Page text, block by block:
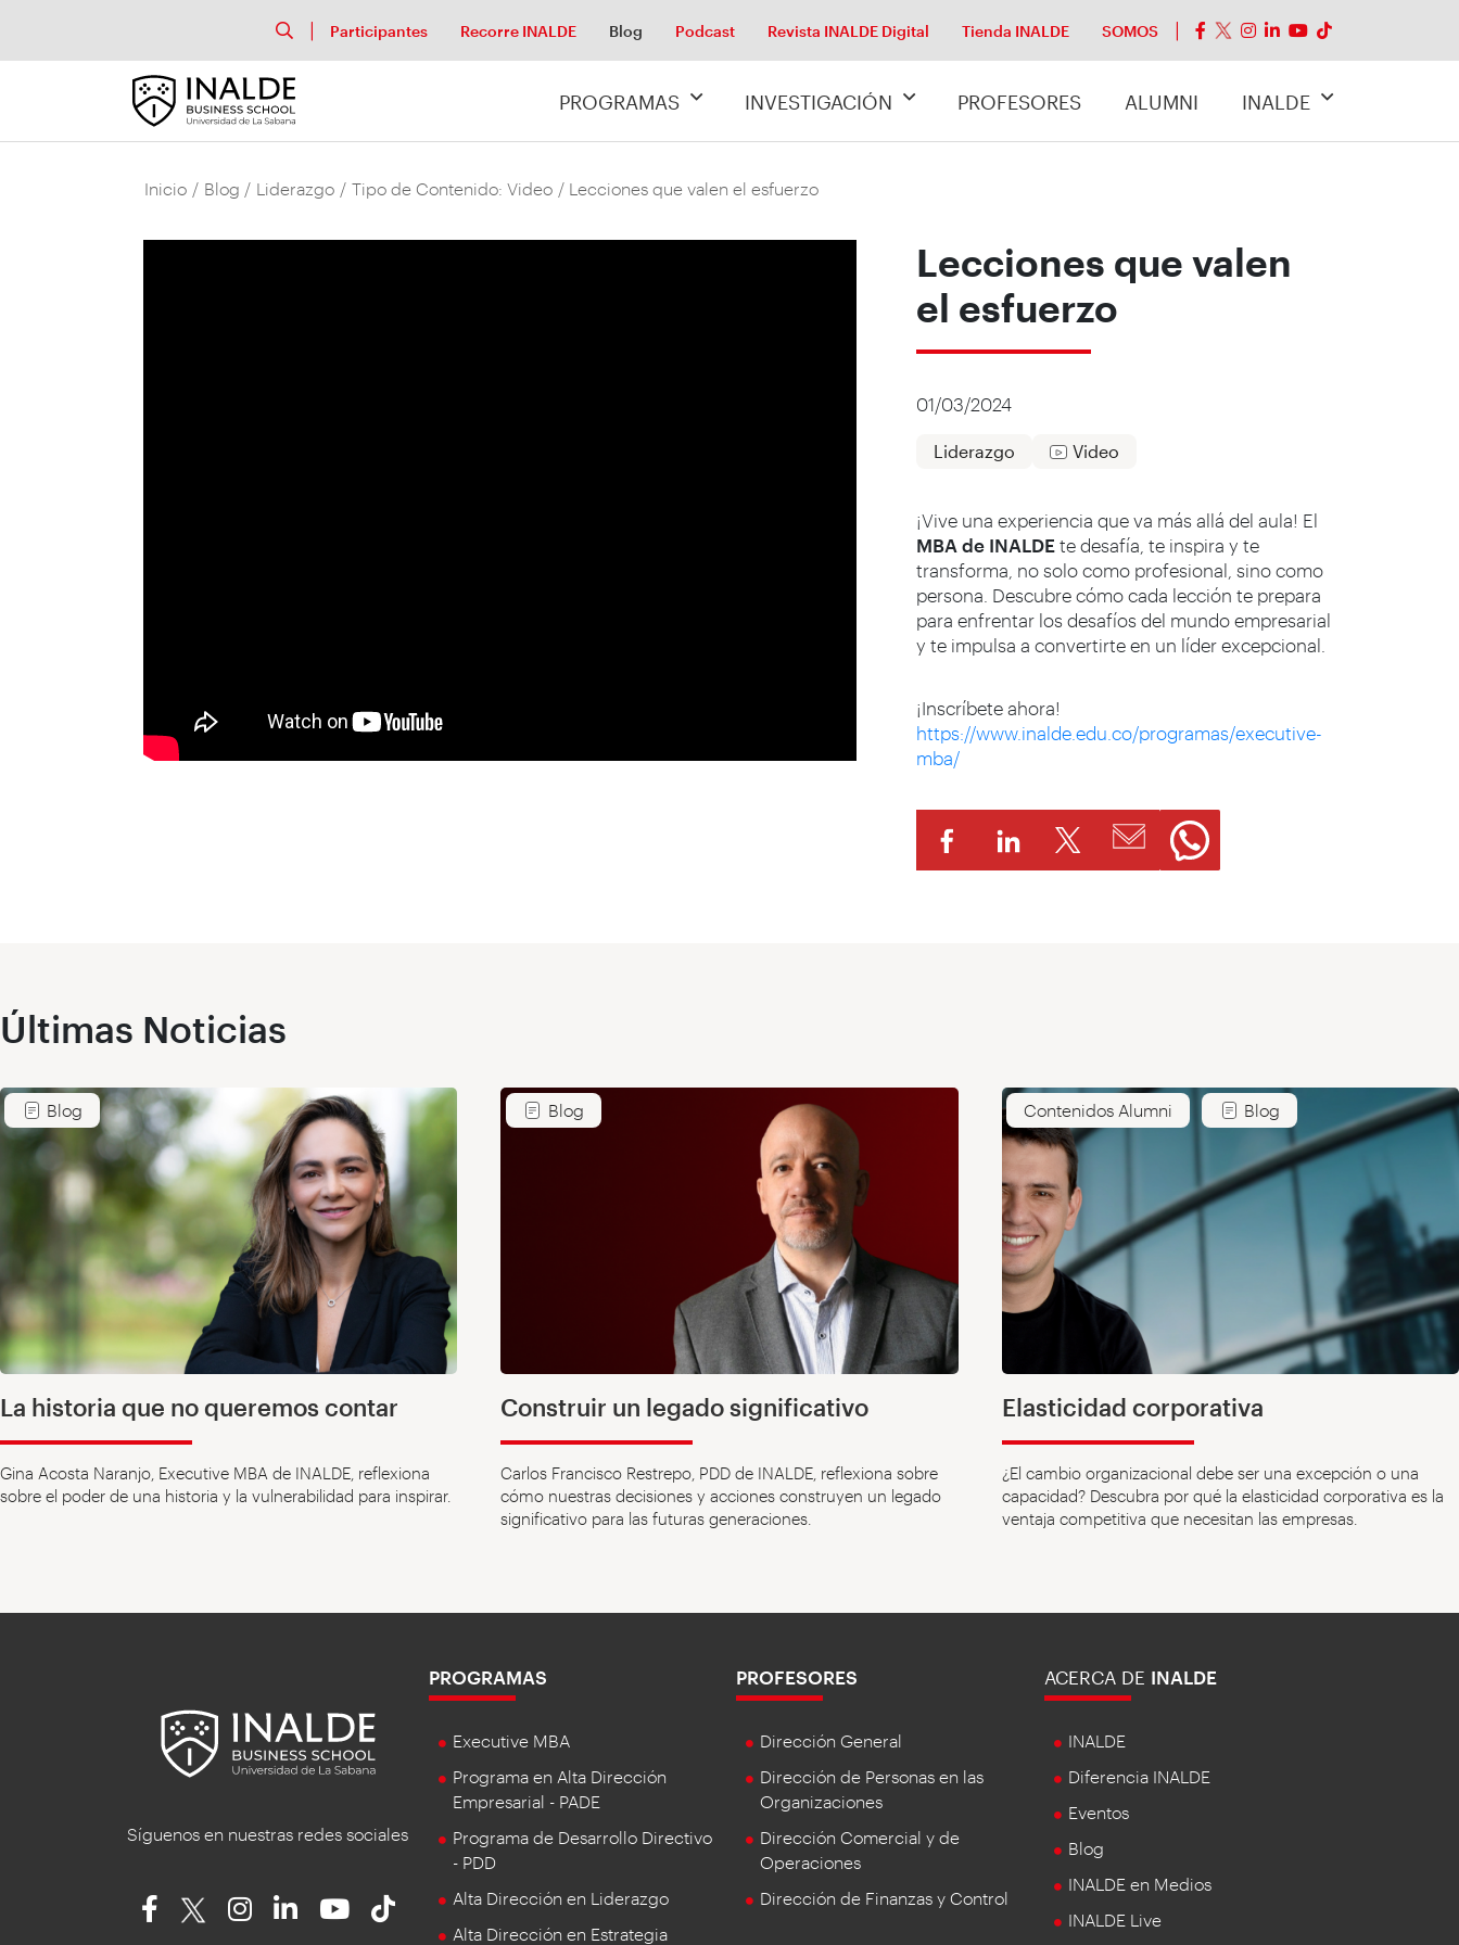
Participantes Recorre INALDE Blog Podcast Revista INALDE Digital Tienda INALDE SOMOS
PROGRAMAS INVESTIGACIÓN PROFESORES ALUMNI INALDE
Inicio / Blog / Liderazgo / Tipo de Contenido: Video / Lecciones que valen el esfuerzo
Lecciones que valen
el esfuerzo
01/03/2024
Liderazgo Video
¡Vive una experiencia que va más allá del aula! El
MBA de INALDE te desafía, te inspira y te
transforma, no solo como profesional, sino como
persona. Descubre cómo cada lección te prepara
para enfrentar los desafíos del mundo empresarial
y te impulsa a convertirte en un líder excepcional.
¡Inscríbete ahora!
https://www.inalde.edu.co/programas/executive-
mba/
Últimas Noticias
Blog
La historia que no queremos contar
Gina Acosta Naranjo, Executive MBA de INALDE, reflexiona
sobre el poder de una historia y la vulnerabilidad para inspirar.
Blog
Construir un legado significativo
Carlos Francisco Restrepo, PDD de INALDE, reflexiona sobre
cómo nuestras decisiones y acciones construyen un legado
significativo para las futuras generaciones.
Contenidos Alumni Blog
Elasticidad corporativa
¿El cambio organizacional debe ser una excepción o una
capacidad? Descubra por qué la elasticidad corporativa es la
ventaja competitiva que necesitan las empresas.
Síguenos en nuestras redes sociales
PROGRAMAS
Executive MBA
Programa en Alta Dirección
Empresarial - PADE
Programa de Desarrollo Directivo
- PDD
Alta Dirección en Liderazgo
Alta Dirección en Estrategia
PROFESORES
Dirección General
Dirección de Personas en las
Organizaciones
Dirección Comercial y de
Operaciones
Dirección de Finanzas y Control
ACERCA DE INALDE
INALDE
Diferencia INALDE
Eventos
Blog
INALDE en Medios
INALDE Live